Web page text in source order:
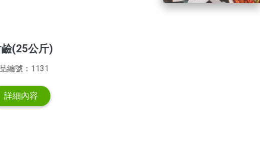
鹼(25公斤)
編號：1131
詳細內容